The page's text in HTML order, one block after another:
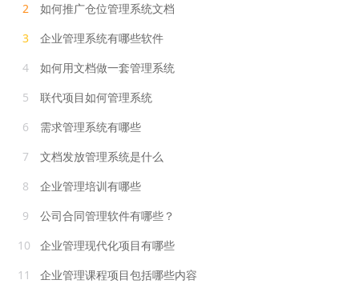
2
如何推广仓位管理系统文档
3
企业管理系统有哪些软件
4
如何用文档做一套管理系统
5
联代项目如何管理系统
6
需求管理系统有哪些
7
文档发放管理系统是什么
8
企业管理培训有哪些
9
公司合同管理软件有哪些？
10
企业管理现代化项目有哪些
11
企业管理课程项目包括哪些内容